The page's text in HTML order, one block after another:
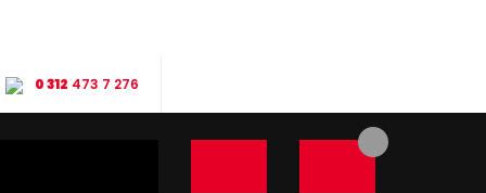
0 312 473 7 276